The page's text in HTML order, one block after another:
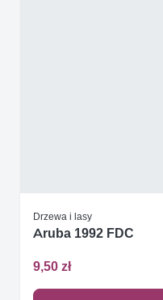
Drzewa i lasy
Aruba 1992 FDC
9,50 zł